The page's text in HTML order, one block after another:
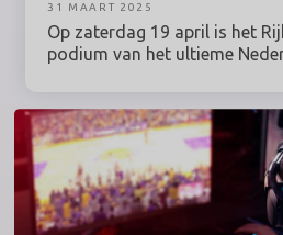
Op zaterdag 19 april is het
podium van het ultieme
finale van de KPN eDivisie
strijd om het
wereldwijd live uitgezonden.
31 MAART 2025